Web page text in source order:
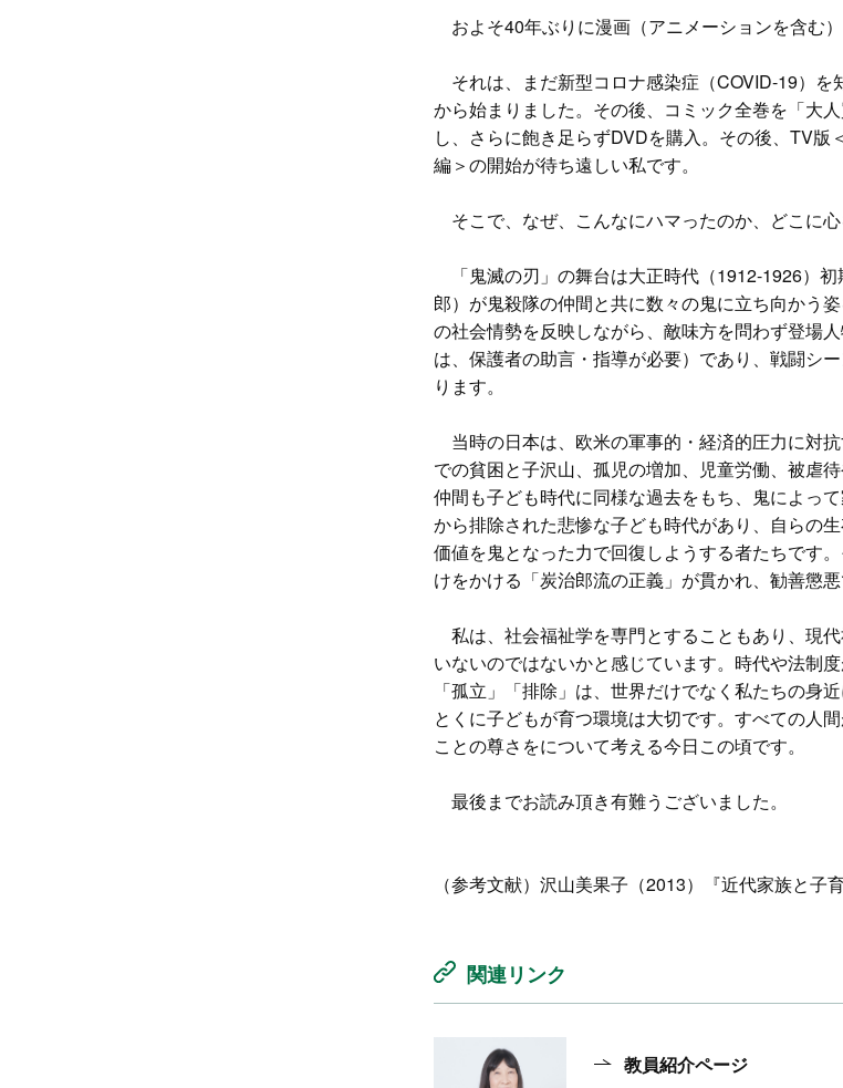
およそ40年ぶりに漫画（アニメーションを含む）
それは、まだ新型コロナ感染症（COVID-19）を
から始まりました。その後、コミック全巻を「大
し、さらに飽き足らずDVDを購入。その後、TV
編＞の開始が待ち遠しい私です。
そこで、なぜ、こんなにハマったのか、どこに
「鬼滅の刃」の舞台は大正時代（1912-1926）
郎）が鬼殺隊の仲間と共に数々の鬼に立ち向かう
の社会情勢を反映しながら、敵味方を問わず登場
は、保護者の助言・指導が必要）であり、戦闘シ
ります。
当時の日本は、欧米の軍事的・経済的圧力に対
での貧困と子沢山、孤児の増加、児童労働、被虐
仲間も子ども時代に同様な過去をもち、鬼によっ
から排除された悲惨な子ども時代があり、自らの
価値を鬼となった力で回復しようする者たちです
けをかける「炭治郎流の正義」が貫かれ、勧善懲
私は、社会福祉学を専門とすることもあり、現
いないのではないかと感じています。時代や法制
「孤立」「排除」は、世界だけでなく私たちの身
とくに子どもが育つ環境は大切です。すべての人
ことの尊さをについて考える今日この頃です。
最後までお読み頂き有難うございました。
（参考文献）沢山美果子（2013）『近代家族と子
関連リンク
教員紹介ページ